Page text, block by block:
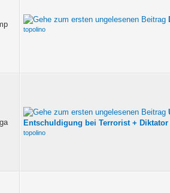
topolino
Entschuldigung bei Terrorist +
topolino